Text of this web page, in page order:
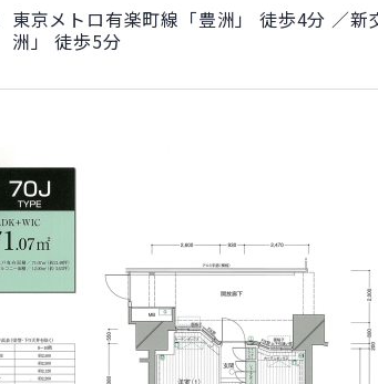
東京メトロ有楽町線「豊洲」 徒歩4分 ／新
洲」 徒歩5分